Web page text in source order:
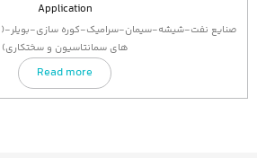
Application
صنایع نفت-شیشه-سیمان-سرامیک-کوره سازی-بویلر-
های سمانتاسیون و سختکاری)
Read more